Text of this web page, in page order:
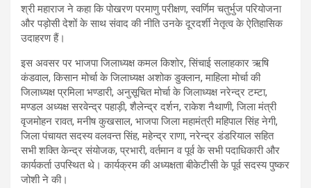
श्री महाराज ने कहा कि पोखरण परमाणु परीक्षण, स्वर्णिम चतुर्भुज परियोजना
और पड़ोसी देशों के साथ संवाद की नीति उनके दूरदर्शी नेतृत्व के ऐतिहासिक
उदाहरण हैं।
इस अवसर पर भाजपा जिलाध्यक्ष कमल किशोर, सिंचाई सलाहकार ऋषि
कंडवाल, किसान मोर्चा के जिलाध्यक्ष अशोक डुक्लान, माहिला मोर्चा की
जिलाध्यक्ष प्रमिला भण्डारी, अनुसूचित मोर्चा के जिलाध्यक्ष नरेन्द्र टम्टा,
मण्डल अध्यक्ष सरवेन्द्र पहाड़ी, शैलेन्द्र दर्शन, राकेश नैथाणी, जिला मंत्री
वृजमोहन रावत, मनीष कुखसाल, भाजपा जिला महामंत्री महिपाल सिंह नेगी,
जिला पंचायत सदस्य वलवन्त सिंह, महेन्द्र राणा, नरेन्द्र डंडरियाल सहित
सभी शक्ति केन्द्र संयोजक, प्रभारी, वर्तमान व पूर्व के सभी पदाधिकारी और
कार्यकर्ता उपस्थित थे। कार्यक्रम की अध्यक्षता बीकेटीसी के पूर्व सदस्य पुष्कर
जोशी ने की।